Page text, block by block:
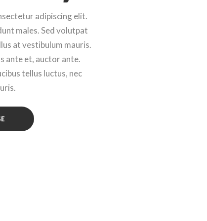
adipiscing elit.
males. Sed volutpat
at vestibulum mauris.
ante et, auctor ante.
tellus luctus, nec